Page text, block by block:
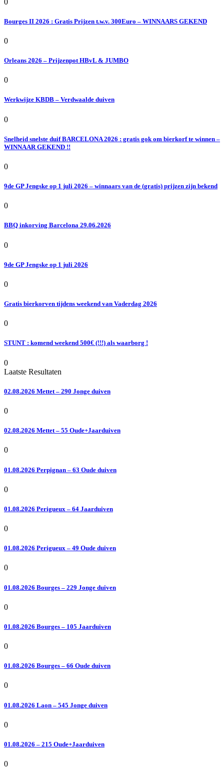
Bourges II 2026 : Gratis Prijzen t.w.v. 300Euro – WINNAARS GEKEND
0
Orleans 2026 – Prijzenpot HBvL & JUMBO
0
Werkwijze KBDB – Verdwaalde duiven
0
Snelheid snelste duif BARCELONA 2026 : gratis gok om bierkorf te winnen –
WINNAAR GEKEND !!
0
9de GP Jengske op 1 juli 2026 – winnaars van de (gratis) prijzen zijn bekend
0
BBQ inkorving Barcelona 29.06.2026
0
9de GP Jengske op 1 juli 2026
0
Gratis bierkorven tijdens weekend van Vaderdag 2026
0
STUNT : komend weekend 500€ (!!!) als waarborg !
0
Laatste Resultaten
02.08.2026 Mettet – 290 Jonge duiven
0
02.08.2026 Mettet – 55 Oude+Jaarduiven
0
01.08.2026 Perpignan – 63 Oude duiven
0
01.08.2026 Perigueux – 64 Jaarduiven
0
01.08.2026 Perigueux – 49 Oude duiven
0
01.08.2026 Bourges – 229 Jonge duiven
0
01.08.2026 Bourges – 105 Jaarduiven
0
01.08.2026 Bourges – 66 Oude duiven
0
01.08.2026 Laon – 545 Jonge duiven
0
01.08.2026 – 215 Oude+Jaarduiven
0